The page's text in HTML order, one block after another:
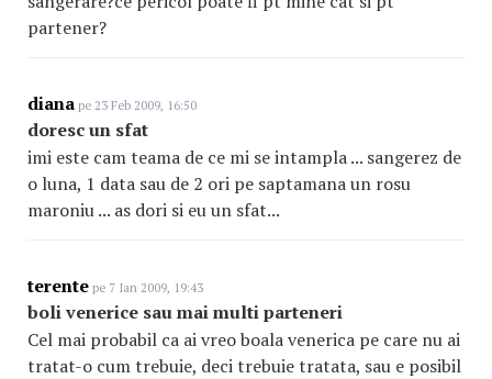
partener?
diana pe 23 Feb 2009, 16:50
doresc un sfat
imi este cam teama de ce mi se intampla ... sangerez de
o luna, 1 data sau de 2 ori pe saptamana un rosu
maroniu ... as dori si eu un sfat...
terente pe 7 Ian 2009, 19:43
boli venerice sau mai multi parteneri
Cel mai probabil ca ai vreo boala venerica pe care nu ai
tratat-o cum trebuie, deci trebuie tratata, sau e posibil